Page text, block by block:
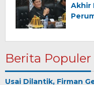
Akhir
Berita Populer
Usai Dilantik, Firman